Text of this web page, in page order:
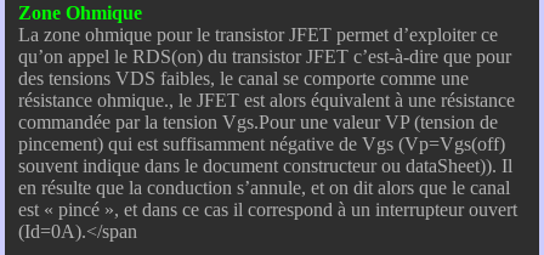
Zone Ohmique
La zone ohmique pour le transistor JFET permet d’exploiter ce
qu’on appel le RDS(on) du transistor JFET c’est-à-dire que pour
des tensions VDS faibles, le canal se comporte comme une
résistance ohmique., le JFET est alors équivalent à une résistance
commandée par la tension Vgs.Pour une valeur VP (tension de
pincement) qui est suffisamment négative de Vgs (Vp=Vgs(off)
souvent indique dans le document constructeur ou dataSheet)). Il
en résulte que la conduction s’annule, et on dit alors que le canal
est « pincé », et dans ce cas il correspond à un interrupteur ouvert
(Id=0A).</span